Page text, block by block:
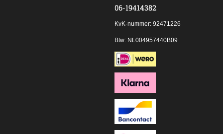
06-19414382
KvK-nummer: 92471226
Btw: NL004957440B09